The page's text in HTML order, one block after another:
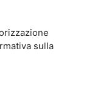
sulla